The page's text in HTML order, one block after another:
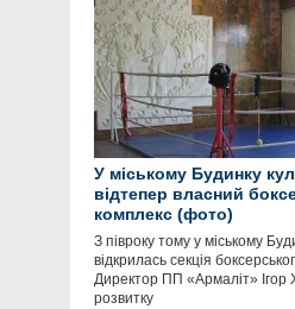
У міському Будинку
відтепер власний
комплекс (фото)
З півроку тому у міському
відкрилась секція
Директор ПП «Армаліт» Ігор
розвитку